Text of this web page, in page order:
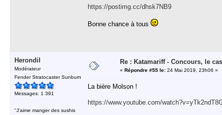
https://postimg.cc/dhsk7NB9
Bonne chance à tous
Herondil
Modérateur
Fender Stratocaster Sunburn
Messages: 1 391
''J'aime manger des sushis
Re : Katamariff - Concours, le
« Répondre #55 le: 24 Mai 2019, 23h06 »
La bière Molson !
https://www.youtube.com/